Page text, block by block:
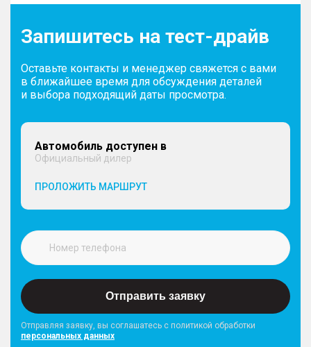
Запишитесь на тест-драйв
Оставьте контакты и менеджер свяжется с вами
в ближайшее время для обсуждения деталей
и выбора подходящий даты просмотра.
Автомобиль доступен в
Официальный дилер
ПРОЛОЖИТЬ МАРШРУТ
Отправить заявку
Отправляя заявку, вы соглашатесь с политикой обработки
персональных данных